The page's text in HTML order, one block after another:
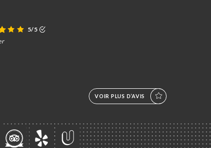
5/5
VOIR PLUS D’AVIS